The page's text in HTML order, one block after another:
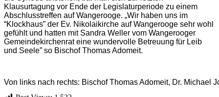
Klausurtagung vor Ende der Legislaturperiode zu einem
Abschlusstreffen auf Wangerooge. „Wir haben uns im
“Klockhaus” der Ev. Nikolaikirche auf Wangerooge sehr wohl
gefühlt und hatten mit Sandra Weller vom Wangerooger
Gemeindekirchenrat eine wundervolle Betreuung für Leib
und Seele” so Bischof Thomas Adomeit.
Von links nach rechts: Bischof Thomas Adomeit, Dr. Michael